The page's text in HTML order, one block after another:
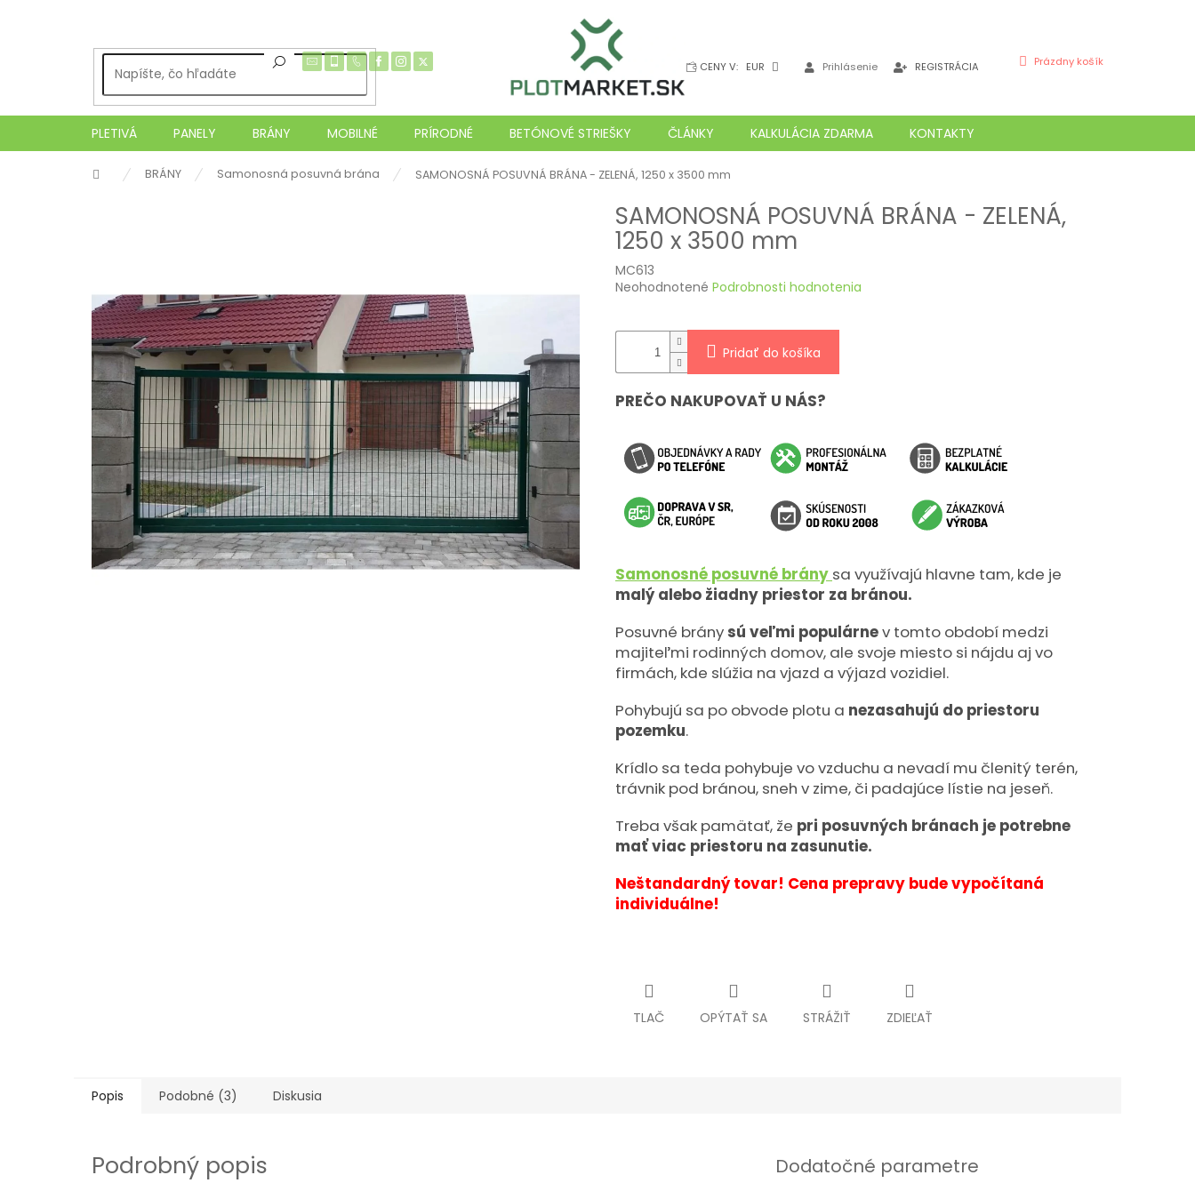
CENY V: EUR Prihlásenie REGISTRÁCIA
NÁKUPNÝ
Prázdny košík
PLETIVÁ PANELY BRÁNY MOBILNÉ PRÍRODNÉ BETÓNOVÉ STRIEŠKY ČLÁNKY KALKULÁCIA ZDARMA KONTAKTY
DomovBRÁNY Samonosná posuvná brána SAMONOSNÁ POSUVNÁ BRÁNA - ZELENÁ, 1250 x 3500 mm
SAMONOSNÁ POSUVNÁ BRÁNA - ZELENÁ,
1250 x 3500 mm
MC613
Priemerné
je
z
hviezdičiek.
Neohodnotené Podrobnosti hodnotenia
Pridať do košíka
PREČO NAKUPOVAŤ U NÁS?
Samonosné posuvné brány sa využívajú hlavne tam, kde je
malý alebo žiadny priestor za bránou.
Posuvné bránysú veľmi populárnev tomto období medzi
majiteľmi rodinných domov, ale svoje miesto si nájdu aj vo
firmách, kde slúžia na vjazd a výjazd vozidiel.
Pohybujú sa po obvode plotu a nezasahujú do priestoru
pozemku.
Krídlo sa teda pohybuje vo vzduchu a nevadí mu členitý terén,
trávnik pod bránou, sneh v zime, či padajúce lístie na jeseň.
Treba však pamätať, že pri posuvných bránach je potrebne
mať viac priestoru na zasunutie.
Neštandardný tovar! Cena prepravy bude vypočítaná
individuálne!
TLAČ OPÝTAŤ SA STRÁŽIŤ ZDIEĽAŤ
Popis Podobné (3) Diskusia
Podrobný popis Dodatočné parametre